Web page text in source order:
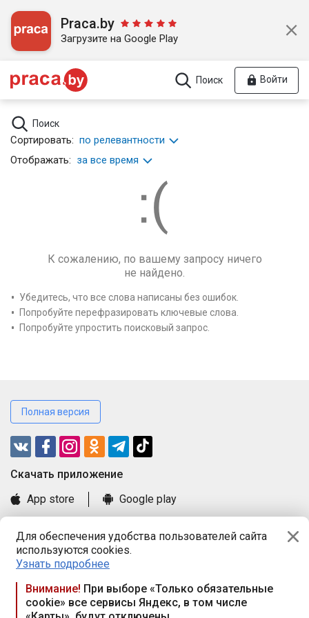
Для обеспечения удобства пользователей сайта
используются cookies.
Узнать подробнее
Внимание! При выборе «Только обязательные
cookie» все сервисы Яндекс, в том числе
Praca.by
Загрузите на Google Play
Поиск Войти
Поиск
Сортировать: по релевантности
Отображать: за все время
К сожалению, по вашему запросу ничего
не найдено.
Убедитесь, что все слова написаны без ошибок.
Попробуйте перефразировать ключевые слова.
Попробуйте упростить поисковый запрос.
Полная версия
Cкачать приложение
App store
Google play
Книга замечаний и предложений
Правила и документы
Praca.by © 2000—2026, ООО «ПРАЦА БАЙ»
Республика Беларусь, 220114, г. Минск, пр-т Независимости
117а, пом. № 9.